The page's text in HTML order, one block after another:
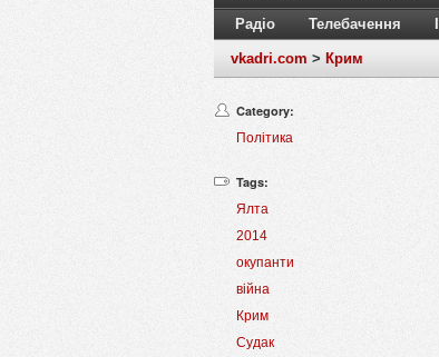
Радіо Телебачення
vkadri.com > Крим
Category:
Політика
Tags:
Ялта
2014
окупанти
війна
Крим
Судак